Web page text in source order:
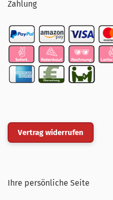
Zahlung
Vertrag widerrufen
Ihre persönliche Seite